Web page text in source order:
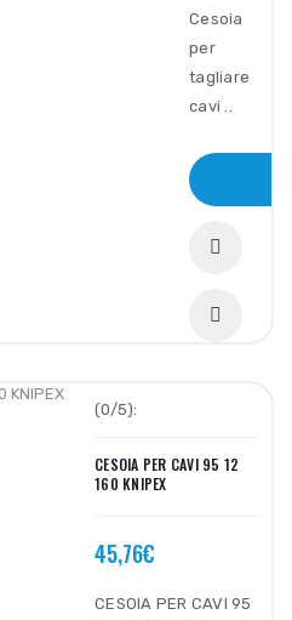
Cesoia
per
tagliare
cavi ..
(0/5):
CESOIA PER CAVI 95 12
160 KNIPEX
45,76€
CESOIA PER CAVI 95